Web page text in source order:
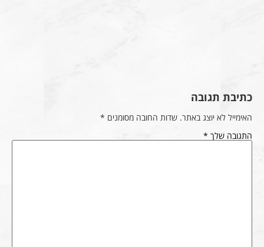
כתיבת תגובה
האימייל לא יוצג באתר. שדות החובה מסומנים *
התגובה שלך *